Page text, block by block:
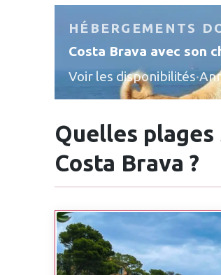
HÉBERGEMENTS
Costa Brava avec son
Voir les disponibilités·
Quelles plages
Costa Brava ?